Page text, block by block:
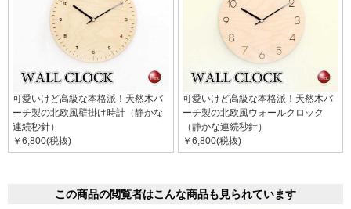
可愛いけど高級な本格派！天然木バ
ーチ製の北欧風壁掛け時計（静かな
連続秒針）
￥6,800(税抜)
可愛いけど高級な本格派！天然木バ
ーチ製の北欧風ウォールクロック
（静かな連続秒針）
￥6,800(税抜)
この商品の閲覧者はこんな商品も見られています